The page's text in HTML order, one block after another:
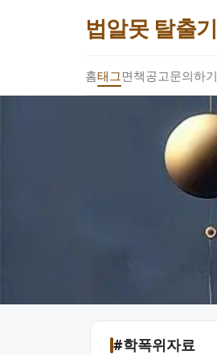
법알못 탈출기
홈태그면책공고문의하기
#학폭위자료